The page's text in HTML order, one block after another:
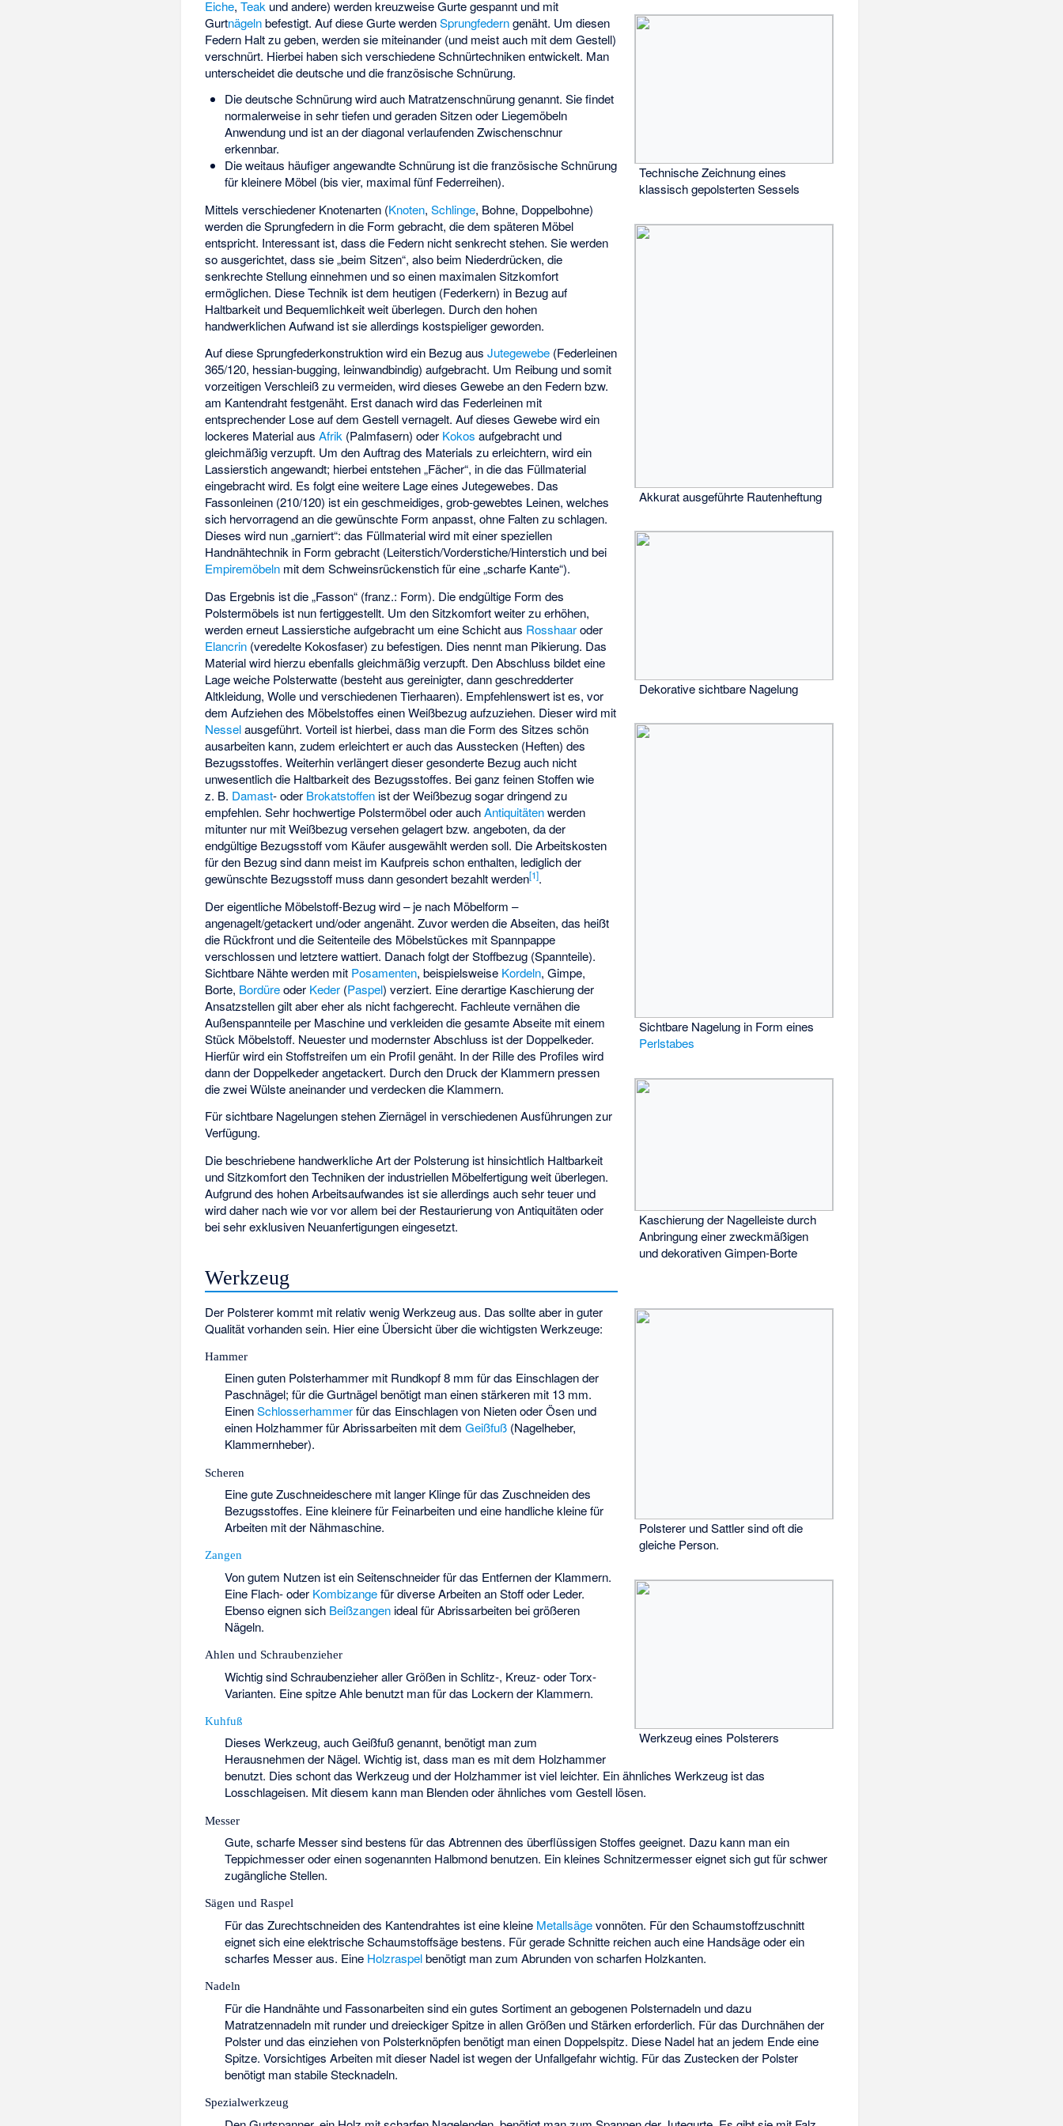
Technische Zeichnung eines
klassisch gepolsterten Sessels
Akkurat ausgeführte Rautenheftung
Dekorative sichtbare Nagelung
Sichtbare Nagelung in Form eines
Perlstabes
Kaschierung der Nagelleistedurch
Anbringung einer zweckmäßigen
und dekorativen Gimpen-Borte
Eiche,Teak und andere) werden kreuzweise Gurte gespannt und mit
Gurtnägelnbefestigt. Auf diese Gurte werdenSprungfederngenäht. Um diesen
Federn Halt zu geben, werden sie miteinander (und meist auch mit dem Gestell)
verschnürt. Hierbei haben sich verschiedene Schnürtechniken entwickelt. Man
unterscheidet die deutsche und die französische Schnürung.
Die deutsche Schnürung wird auch Matratzenschnürung genannt. Sie findet
normalerweise in sehr tiefen und geraden Sitzen oder Liegemöbeln
Anwendung und ist an der diagonal verlaufenden Zwischenschnur
erkennbar.
Die weitaus häufiger angewandte Schnürung ist die französische Schnürung
für kleinere Möbel (bis vier, maximal fünf Federreihen).
Mittels verschiedener Knotenarten (Knoten,Schlinge, Bohne, Doppelbohne)
werden die Sprungfedern in die Form gebracht, die dem späteren Möbel
entspricht. Interessant ist, dass die Federn nicht senkrecht stehen. Sie werden
so ausgerichtet, dass sie „beim Sitzen“, also beim Niederdrücken, die
senkrechte Stellung einnehmen und so einen maximalen Sitzkomfort
ermöglichen. Diese Technik ist dem heutigen (Federkern) in Bezug auf
Haltbarkeit und Bequemlichkeit weit überlegen. Durch den hohen
handwerklichen Aufwand ist sie allerdings kostspieliger geworden.
Auf diese Sprungfederkonstruktion wird ein Bezug ausJutegewebe (Federleinen
365/120, hessian-bugging, leinwandbindig) aufgebracht. Um Reibung und somit
vorzeitigen Verschleiß zu vermeiden, wird dieses Gewebe an den Federn bzw.
am Kantendraht festgenäht. Erst danach wird das Federleinen mit
entsprechender Lose auf dem Gestell vernagelt. Auf dieses Gewebe wird ein
lockeres Material ausAfrik (Palmfasern) oder Kokos aufgebracht und
gleichmäßig verzupft. Um den Auftrag des Materials zu erleichtern, wird ein
Lassierstich angewandt; hierbei entstehen „Fächer“, in die das Füllmaterial
eingebracht wird. Es folgt eine weitere Lage eines Jutegewebes. Das
Fassonleinen (210/120) ist ein geschmeidiges, grob-gewebtes Leinen, welches
sich hervorragend an die gewünschte Form anpasst, ohne Falten zu schlagen.
Dieses wird nun „garniert“: das Füllmaterial wird mit einer speziellen
Handnähtechnik in Form gebracht (Leiterstich/Vorderstiche/Hinterstich und bei
Empiremöbeln mit dem Schweinsrückenstich für eine „scharfe Kante“).
Das Ergebnis ist die „Fasson“ (franz.: Form). Die endgültige Form des
Polstermöbels ist nun fertiggestellt. Um den Sitzkomfort weiter zu erhöhen,
werden erneut Lassierstiche aufgebracht um eine Schicht aus Rosshaaroder
Elancrin (veredelte Kokosfaser) zu befestigen. Dies nennt man Pikierung. Das
Material wird hierzu ebenfalls gleichmäßig verzupft. Den Abschluss bildet eine
Lage weiche Polsterwatte (besteht aus gereinigter, dann geschredderter
Altkleidung, Wolle und verschiedenen Tierhaaren). Empfehlenswert ist es, vor
dem Aufziehen des Möbelstoffes einen Weißbezug aufzuziehen. Dieser wird mit
Nesselausgeführt. Vorteil ist hierbei, dass man die Form des Sitzes schön
ausarbeiten kann, zudem erleichtert er auch das Ausstecken (Heften) des
Bezugsstoffes. Weiterhin verlängert dieser gesonderte Bezug auch nicht
unwesentlich die Haltbarkeit des Bezugsstoffes. Bei ganz feinen Stoffen wie
z. B. Damast- oder Brokatstoffen ist der Weißbezug sogar dringend zu
empfehlen. Sehr hochwertige Polstermöbel oder auchAntiquitätenwerden
mitunter nur mit Weißbezug versehen gelagert bzw. angeboten, da der
endgültige Bezugsstoff vom Käufer ausgewählt werden soll. Die Arbeitskosten
für den Bezug sind dann meist im Kaufpreis schon enthalten, lediglich der
gewünschte Bezugsstoff muss dann gesondert bezahlt werden[1].
Der eigentliche Möbelstoff-Bezug wird – je nach Möbelform –
angenagelt/getackert und/oder angenäht. Zuvor werden die Abseiten, das heißt
die Rückfront und die Seitenteile des Möbelstückes mit Spannpappe
verschlossen und letztere wattiert. Danach folgt der Stoffbezug (Spannteile).
Sichtbare Nähte werden mit Posamenten, beispielsweise Kordeln,Gimpe,
Borte, Bordüreoder Keder (Paspel) verziert. Eine derartige Kaschierung der
Ansatzstellen gilt aber eher als nicht fachgerecht. Fachleute vernähen die
Außenspannteile per Maschine und verkleiden die gesamte Abseite mit einem
Stück Möbelstoff. Neuester und modernster Abschluss ist der Doppelkeder.
Hierfür wird ein Stoffstreifen um ein Profil genäht. In der Rille des Profiles wird
dann der Doppelkeder angetackert. Durch den Druck der Klammern pressen
die zwei Wülste aneinander und verdecken die Klammern.
Für sichtbare Nagelungen stehen Ziernägel in verschiedenen Ausführungen zur
Verfügung.
Die beschriebene handwerkliche Art der Polsterung ist hinsichtlich Haltbarkeit
und Sitzkomfort den Techniken der industriellen Möbelfertigung weit überlegen.
Aufgrund des hohen Arbeitsaufwandes ist sie allerdings auch sehr teuer und
wird daher nach wie vor vor allem bei der Restaurierung von Antiquitäten oder
bei sehr exklusiven Neuanfertigungen eingesetzt.
Werkzeug
Polsterer und Sattler sind oft die
gleiche Person.
Werkzeug eines Polsterers
Der Polsterer kommt mit relativ wenig Werkzeug aus. Das sollte aber in guter
Qualität vorhanden sein. Hier eine Übersicht über die wichtigsten Werkzeuge:
Hammer
Einen guten Polsterhammermit Rundkopf 8 mm für das Einschlagen der
Paschnägel; für die Gurtnägel benötigt man einen stärkeren mit 13 mm.
EinenSchlosserhammerfür das Einschlagen von Nieten oder Ösen und
einen Holzhammer für Abrissarbeiten mit dem Geißfuß(Nagelheber,
Klammernheber).
Scheren
Eine gute Zuschneideschere mit langer Klinge für das Zuschneiden des
Bezugsstoffes. Eine kleinere für Feinarbeiten und eine handliche kleine für
Arbeiten mit der Nähmaschine.
Zangen
Von gutem Nutzen ist ein Seitenschneider für das Entfernen der Klammern.
Eine Flach- oder Kombizangefür diverse Arbeiten an Stoff oder Leder.
Ebenso eignen sich Beißzangenideal für Abrissarbeiten bei größeren
Nägeln.
Ahlen und Schraubenzieher
Wichtig sind Schraubenzieher aller Größen in Schlitz-, Kreuz- oder Torx-
Varianten. Eine spitze Ahle benutzt man für das Lockern der Klammern.
Kuhfuß
Dieses Werkzeug, auch Geißfuß genannt, benötigt man zum
Herausnehmen der Nägel. Wichtig ist, dass man es mit dem Holzhammer
benutzt. Dies schont das Werkzeug und der Holzhammer ist viel leichter. Ein ähnliches Werkzeug ist das
Losschlageisen. Mit diesem kann man Blenden oder ähnliches vom Gestell lösen.
Messer
Gute, scharfe Messer sind bestens für das Abtrennen des überflüssigen Stoffes geeignet. Dazu kann man ein
Teppichmesseroder einen sogenannten Halbmond benutzen. Ein kleines Schnitzermesser eignet sich gut für schwer
zugängliche Stellen.
Sägen und Raspel
Für das Zurechtschneiden des Kantendrahtes ist eine kleine Metallsägevonnöten. Für den Schaumstoffzuschnitt
eignet sich eine elektrische Schaumstoffsäge bestens. Für gerade Schnitte reichen auch eine Handsäge oder ein
scharfes Messer aus. Eine Holzraspelbenötigt man zum Abrunden von scharfen Holzkanten.
Nadeln
Für die Handnähte und Fassonarbeiten sind ein gutes Sortiment an gebogenen Polsternadeln und dazu
Matratzennadeln mit runder und dreieckiger Spitze in allen Größen und Stärken erforderlich. Für das Durchnähen der
Polster und das einziehen von Polsterknöpfen benötigt man einen Doppelspitz. Diese Nadel hat an jedem Ende eine
Spitze. Vorsichtiges Arbeiten mit dieser Nadel ist wegen der Unfallgefahr wichtig. Für das Zustecken der Polster
benötigt man stabile Stecknadeln.
Spezialwerkzeug